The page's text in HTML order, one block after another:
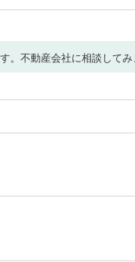
。不動産会社に相談してみ